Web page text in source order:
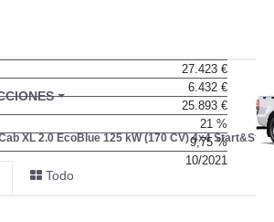
XL 2.0 EcoBlue 125 kW (170 CV) 4x4 Start&Stop
Todo
27.423 €
6.432 €
25.893 €
21 %
9,75 %
10/2021